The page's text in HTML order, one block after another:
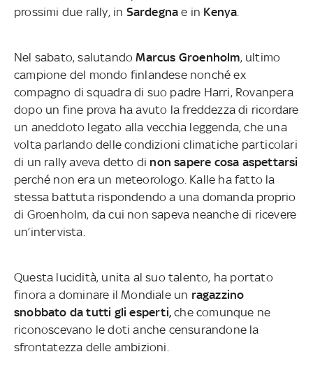
prossimi due rally, in Sardegnae in Kenya
Nel sabato, salutandoMarcus Groenholm, ultimo
campione del mondo finlandese nonché ex
compagno di squadra di suo padre Harri, Rovanpera
dopo un fine prova ha avuto la freddezza di ricordare
un aneddoto legato alla vecchia leggenda, che una
volta parlando delle condizioni climatiche particolari
di un rally aveva detto di non sapere cosa aspettarsi
perché non era un meteorologo. Kalle ha fatto la
stessa battuta rispondendo a una domanda proprio
di Groenholm, da cui non sapeva neanche di ricevere
un’intervista.
Questa lucidità, unita al suo talento, ha portato
finora a dominare il Mondiale un ragazzino
snobbato da tutti gli esperti, che comunque ne
riconoscevano le doti anche censurandone la
sfrontatezza delle ambizioni.